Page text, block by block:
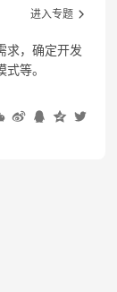
进入专题
求，确定开发
等。